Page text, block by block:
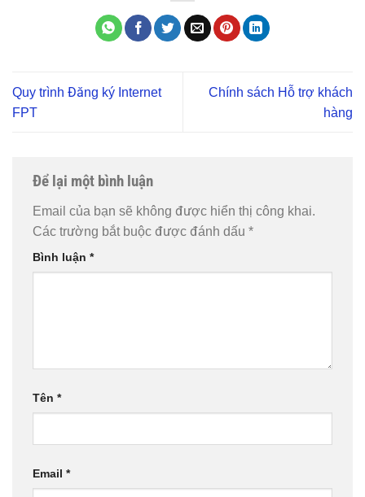
Quy trình Đăng ký Internet
FPT
Chính sách Hỗ trợ khách
hàng
Để lại một bình luận
Email của bạn sẽ không được hiển thị công khai.
Các trường bắt buộc được đánh dấu *
Bình luận *
Tên *
Email *